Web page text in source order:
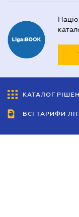
КАТАЛОГ
ВСІ ТАРИФИ